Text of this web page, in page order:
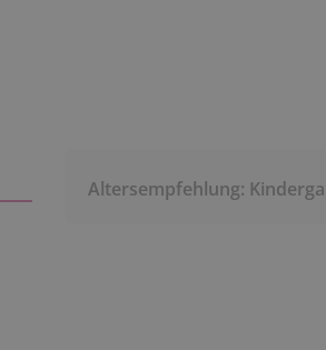
Altersempfehlung: